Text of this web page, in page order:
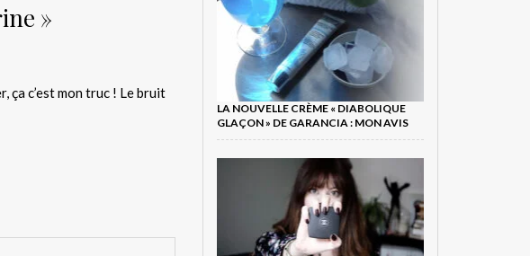
»
ça c’est mon truc ! Le bruit
LA NOUVELLE CRÈME « DIABOLIQUE
GLAÇON » DE GARANCIA : MON AVIS